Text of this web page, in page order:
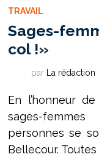
TRAVAIL
Sages-
col !»
par La rédaction
En l’honneur
sages-
personnes se
Bellecour.